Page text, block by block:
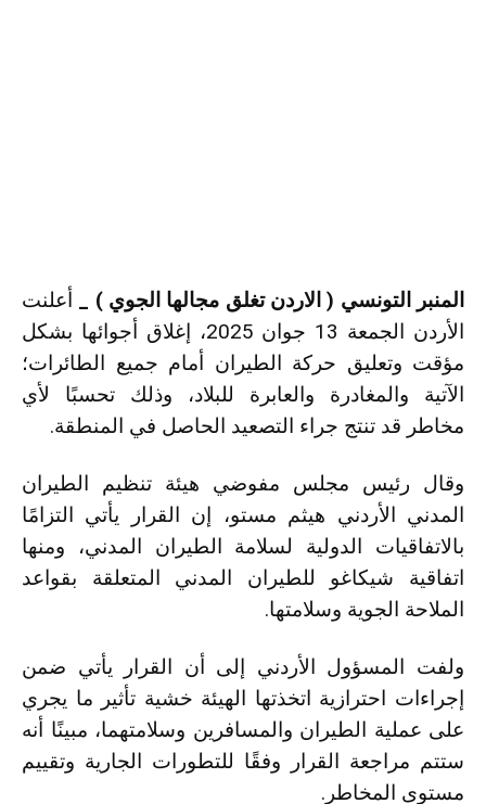
المنبر التونسي ( الاردن تغلق مجالها الجوي ) _ أعلنت
الأردن الجمعة 13 جوان 2025، إغلاق أجوائها بشكل
مؤقت وتعليق حركة الطيران أمام جميع الطائرات؛
الآتية والمغادرة والعابرة للبلاد، وذلك تحسبًا لأي
مخاطر قد تنتج جراء التصعيد الحاصل في المنطقة.
وقال رئيس مجلس مفوضي هيئة تنظيم الطيران
المدني الأردني هيثم مستو، إن القرار يأتي التزامًا
بالاتفاقيات الدولية لسلامة الطيران المدني، ومنها
اتفاقية شيكاغو للطيران المدني المتعلقة بقواعد
الملاحة الجوية وسلامتها.
ولفت المسؤول الأردني إلى أن القرار يأتي ضمن
إجراءات احترازية اتخذتها الهيئة خشية تأثير ما يجري
على عملية الطيران والمسافرين وسلامتهما، مبينًا أنه
ستتم مراجعة القرار وفقًا للتطورات الجارية وتقييم
مستوى المخاطر.